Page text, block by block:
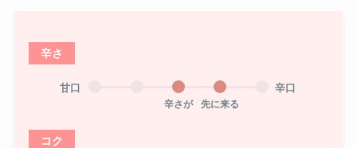
辛さ
甘口
辛さが 先に来る
辛口
コク